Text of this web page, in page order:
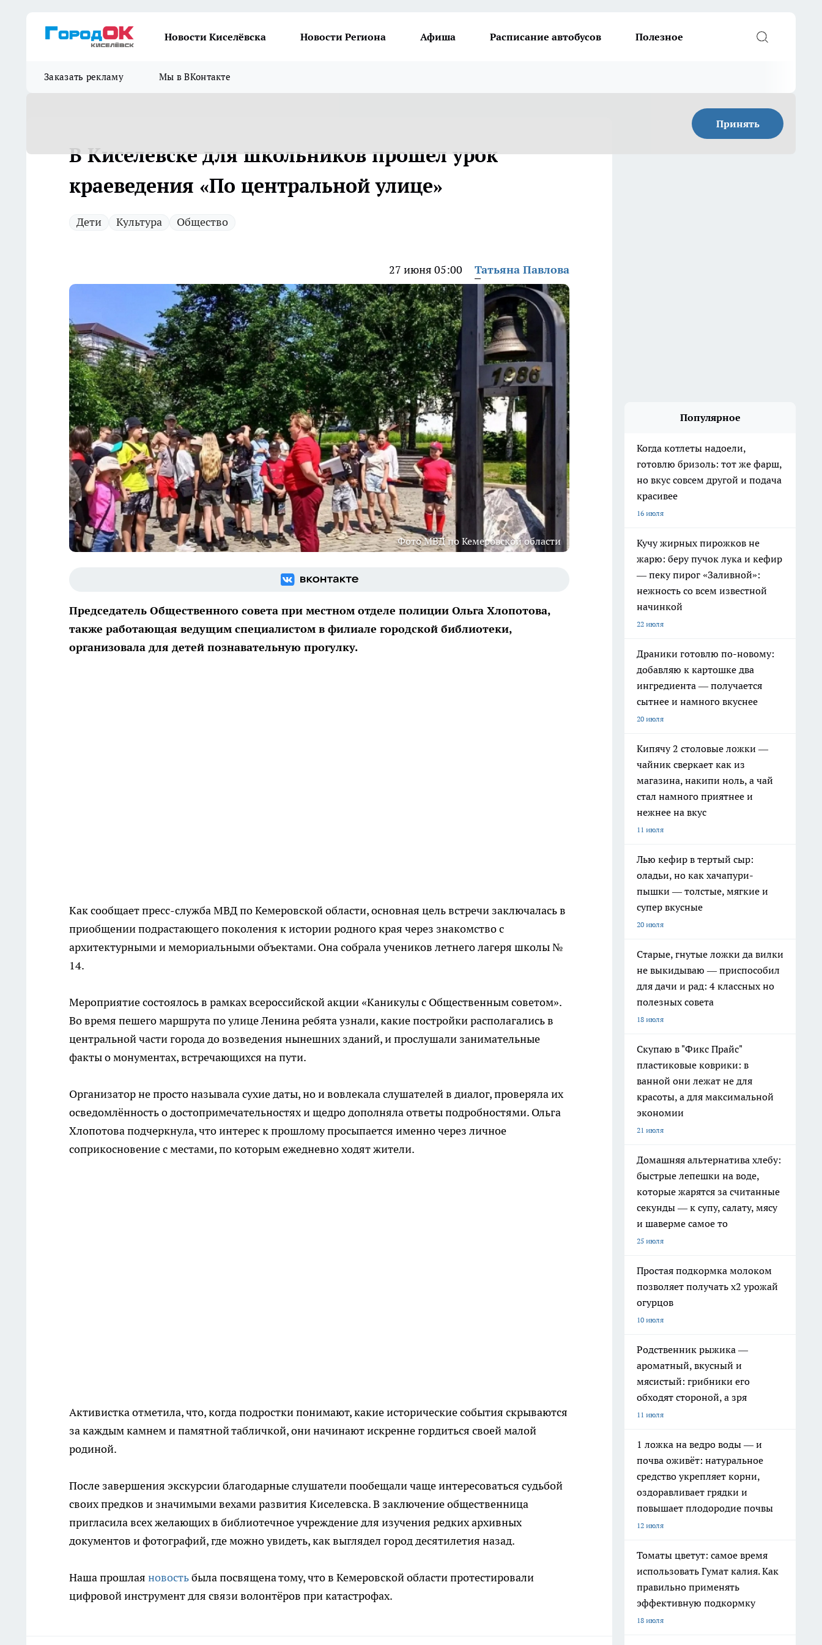
Новости Киселёвска Новости Региона Афиша Расписание автобусов Полезное
Заказать рекламу Мы в ВКонтакте
Принять
В Киселевске для школьников прошел урок
краеведения «По центральной улице»
Дети Культура Общество
27 июня 05:00 Татьяна Павлова
Фото МВД по Кемеровской области
Председатель Общественного совета при местном отделе полиции Ольга Хлопотова,
также работающая ведущим специалистом в филиале городской библиотеки,
организовала для детей познавательную прогулку.
Как сообщает пресс-служба МВД по Кемеровской области, основная цель встречи заключалась в
приобщении подрастающего поколения к истории родного края через знакомство с
архитектурными и мемориальными объектами. Она собрала учеников летнего лагеря школы №
14.
Мероприятие состоялось в рамках всероссийской акции «Каникулы с Общественным советом».
Во время пешего маршрута по улице Ленина ребята узнали, какие постройки располагались в
центральной части города до возведения нынешних зданий, и прослушали занимательные
факты о монументах, встречающихся на пути.
Организатор не просто называла сухие даты, но и вовлекала слушателей в диалог, проверяла их
осведомлённость о достопримечательностях и щедро дополняла ответы подробностями. Ольга
Хлопотова подчеркнула, что интерес к прошлому просыпается именно через личное
соприкосновение с местами, по которым ежедневно ходят жители.
Активистка отметила, что, когда подростки понимают, какие исторические события скрываются
за каждым камнем и памятной табличкой, они начинают искренне гордиться своей малой
родиной.
После завершения экскурсии благодарные слушатели пообещали чаще интересоваться судьбой
своих предков и значимыми вехами развития Киселевска. В заключение общественница
пригласила всех желающих в библиотечное учреждение для изучения редких архивных
документов и фотографий, где можно увидеть, как выглядел город десятилетия назад.
Наша прошлая новостьбыла посвящена тому, что в Кемеровской области протестировали
цифровой инструмент для связи волонтёров при катастрофах.
Популярное
Когда котлеты надоели,
готовлю бризоль: тот же фарш,
но вкус совсем другой и подача
красивее
16 июля
Кучу жирных пирожков не
жарю: беру пучок лука и кефир
— пеку пирог «Заливной»:
нежность со всем известной
начинкой
22 июля
Драники готовлю по-новому:
добавляю к картошке два
ингредиента — получается
сытнее и намного вкуснее
20 июля
Кипячу 2 столовые ложки —
чайник сверкает как из
магазина, накипи ноль, а чай
стал намного приятнее и
нежнее на вкус
11 июля
Лью кефир в тертый сыр:
оладьи, но как хачапури-
пышки — толстые, мягкие и
супер вкусные
20 июля
Старые, гнутые ложки да вилки
не выкидываю — приспособил
для дачи и рад: 4 классных но
полезных совета
18 июля
Скупаю в "Фикс Прайс"
пластиковые коврики: в
ванной они лежат не для
красоты, а для максимальной
экономии
21 июля
Домашняя альтернатива хлебу:
быстрые лепешки на воде,
которые жарятся за считанные
секунды — к супу, салату, мясу
и шаверме самое то
25 июля
Простая подкормка молоком
позволяет получать х2 урожай
огурцов
10 июля
Родственник рыжика —
ароматный, вкусный и
мясистый: грибники его
обходят стороной, а зря
11 июля
1 ложка на ведро воды — и
почва оживёт: натуральное
средство укрепляет корни,
оздоравливает грядки и
повышает плодородие почвы
12 июля
Томаты цветут: самое время
использовать Гумат калия. Как
правильно применять
эффективную подкормку
18 июля